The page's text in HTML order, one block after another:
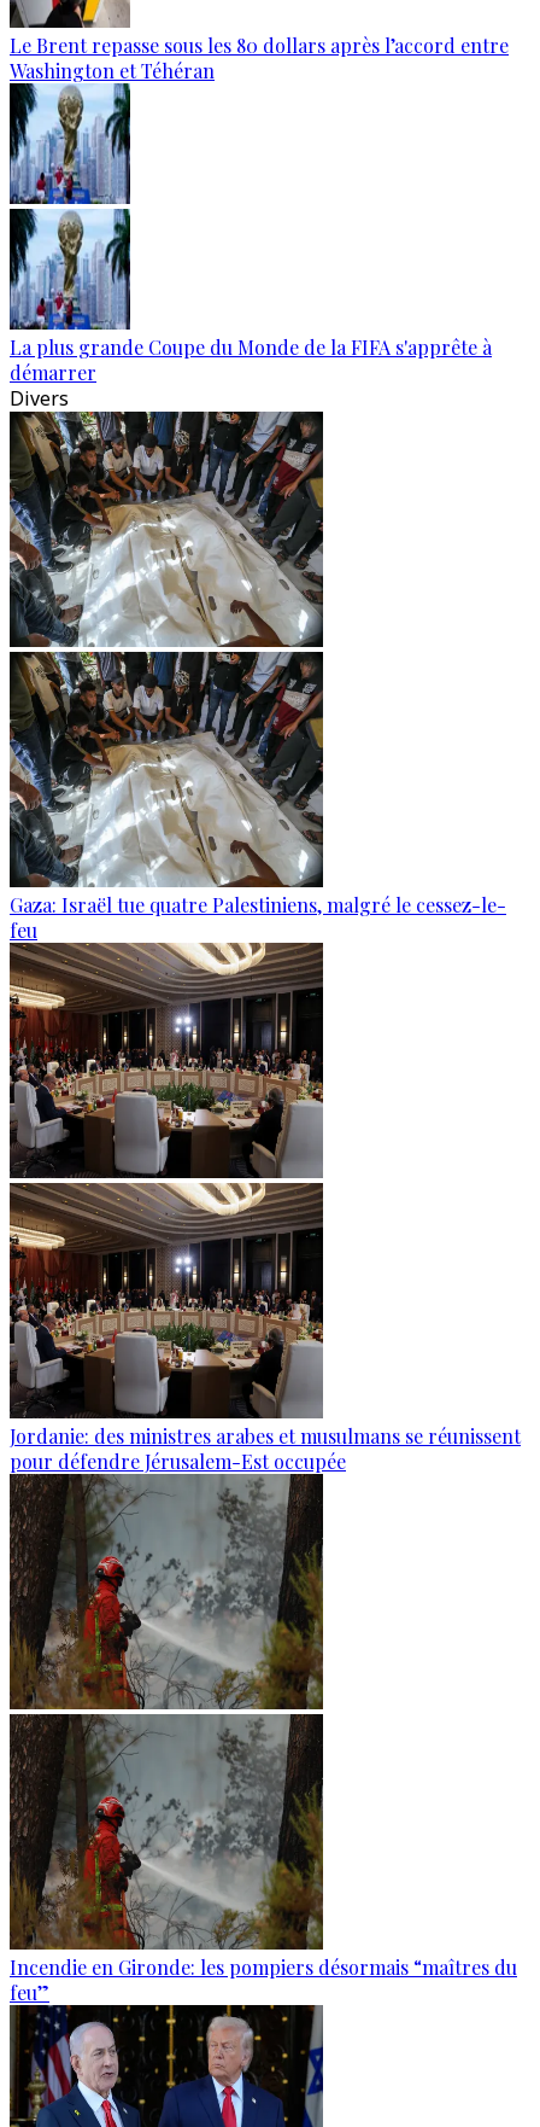
Le Brent repasse sous les 80 dollars après l’accord entre
Washington et Téhéran
La plus grande Coupe du Monde de la FIFA s'apprête à
démarrer
Divers
Gaza: Israël tue quatre Palestiniens, malgré le cessez-le-
feu
Jordanie: des ministres arabes et musulmans se réunissent
pour défendre Jérusalem-Est occupée
Incendie en Gironde: les pompiers désormais “maîtres du
feu”